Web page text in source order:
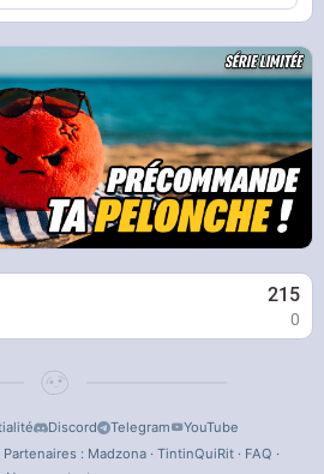
215
0
Discord Telegram
YouTube
: Madzona· TintinQuiRit· FAQ ·